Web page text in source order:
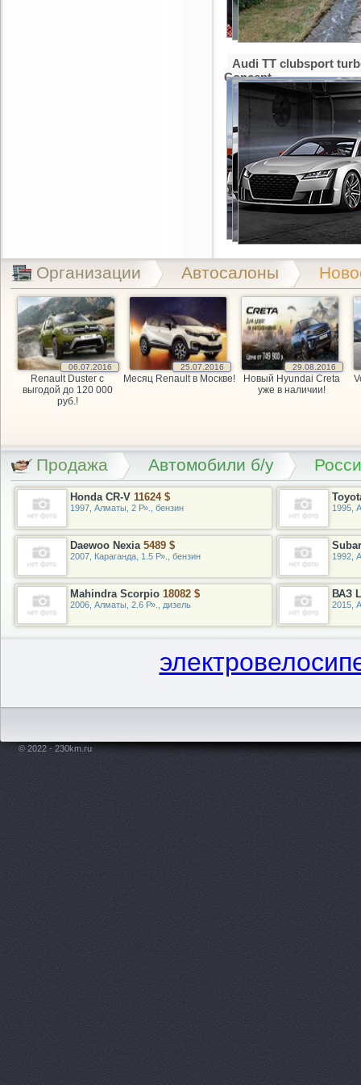
Audi TT clubsport
Concept
Организации Автосалоны
06.07.2016
Renault Duster с
выгодой до 120 000
руб.!
25.07.2016
Месяц Renault в Москве!
29.08.2016
Новый Hyundai Creta
уже в наличии!
Продажа Автомобили б/у
Honda CR-V 11624 $
1997, Алматы, 2 Р»., бензин 1995,
Daewoo Nexia 5489 $
2007, Караганда, 1.5 Р»., бензин 1992,
Mahindra Scorpio 18082 $
2006, Алматы, 2.6 Р»., дизель
ВАЗ
2015,
© 2022 - 230km.ru